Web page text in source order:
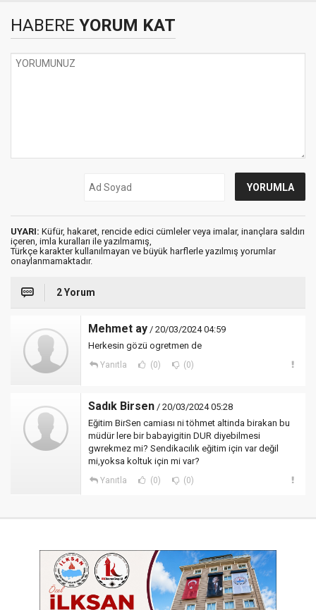
HABERE YORUM KAT
UYARI: Küfür, hakaret, rencide edici cümleler veya imalar, inançlara saldırı
içeren, imla kuralları ile yazılmamış,
Türkçe karakter kullanılmayan ve büyük harflerle yazılmış yorumlar
onaylanmamaktadır.
2 Yorum
Mehmet ay / 20/03/2024 04:59
Herkesin gözü ogretmen de
Yanıtla (0) (0)
Sadık Birsen / 20/03/2024 05:28
Eğitim BirSen camiası ni töhmet altinda birakan bu
müdür lere bir babayigitin DUR diyebilmesi
gwrekmez mi? Sendikacılık eğitim için var değil
mi,yoksa koltuk için mi var?
Yanıtla (0) (0)